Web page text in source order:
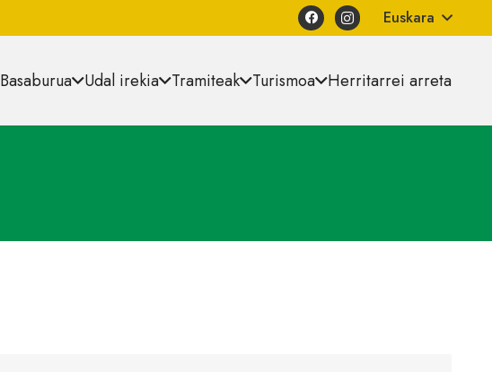
Euskara
Basaburua Udal irekia Tramiteak Turismoa Herritarrei arreta